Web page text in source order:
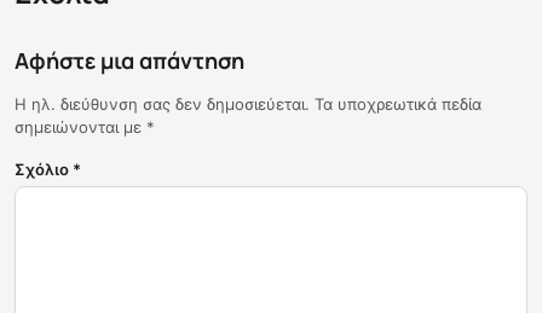
Αφήστε μια απάντηση
Η ηλ. διεύθυνση σας δεν δημοσιεύεται. Τα υποχρεωτικά πεδία
σημειώνονται με *
Σχόλιο *